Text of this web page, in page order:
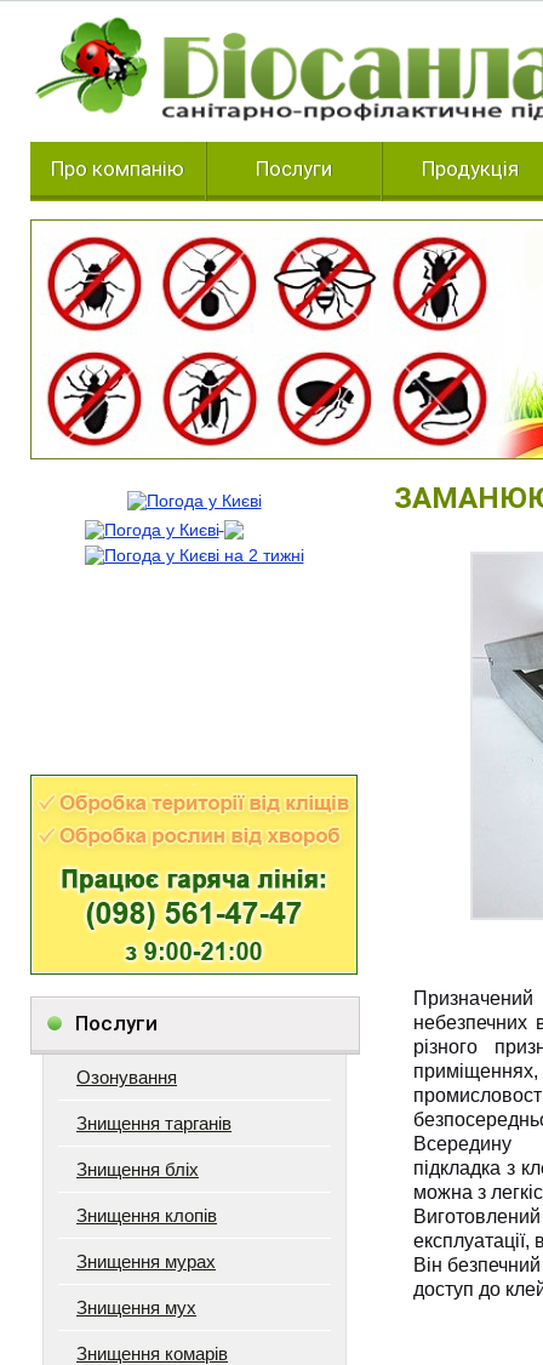
Про компанію Послуги Продукція
Послуги
Озонування
Знищення тарганів
Знищення бліх
Знищення клопів
Знищення мурах
Знищення мух
Знищення комарів
Призначений
небезпечних
різного
Всередину
підкладка з
можна з
Він
доступ до